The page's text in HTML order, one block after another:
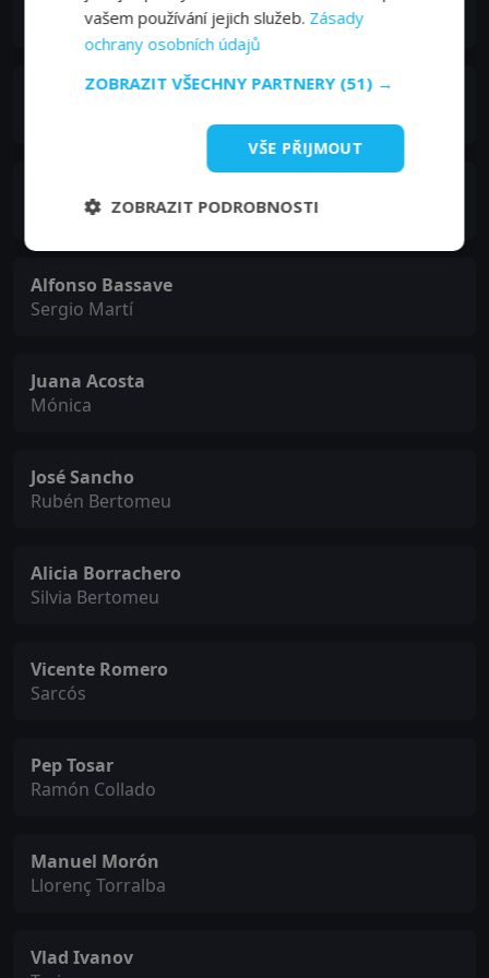
Tomás
Montserrat Carulla
Miriam Mullor
Alfonso Bassave
Sergio Martí
Juana Acosta
Mónica
José Sancho
Rubén Bertomeu
Alicia Borrachero
Silvia Bertomeu
Vicente Romero
Sarcós
Pep Tosar
Ramón Collado
Manuel Morón
Llorenç Torralba
Vlad Ivanov
vašem používání jejich služeb. Zásady
ochrany osobních údajů
ZOBRAZIT VŠECHNY PARTNERY (51) →
VŠE PŘIJMOUT
ZOBRAZIT PODROBNOSTI